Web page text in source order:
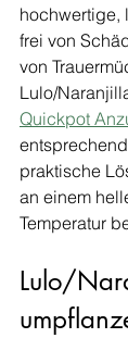
hochwertige,
frei von
von
Lulo/
Quickpot
praktische
an einem
Temperatur
Lulo/